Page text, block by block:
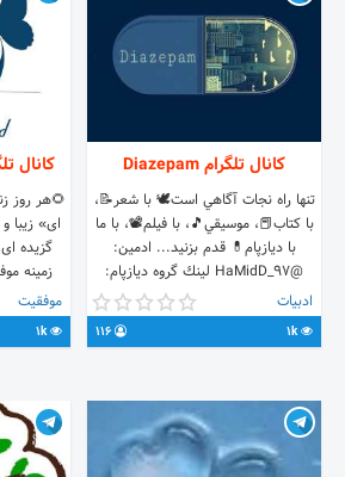
کانال تلگرام Diazepam
تنها راه نجات آگاهي است🕊 با شعر📝،
با كتاب📕، موسيقي🎵، با فيلم📽، با ما
با ديازپام💊 قدم بزنيد... ادمين:
@HaMidD_97 لينك گروه ديازپام:
https://t.me/joinchat/CN3OEUNRiAnzeRQei6QD8A
ادبیات
1k
کانال
🌻هر روز
ای» زیبا
گزیده
زمینه
شخصی و
کلیپ های
موفقیت
1k